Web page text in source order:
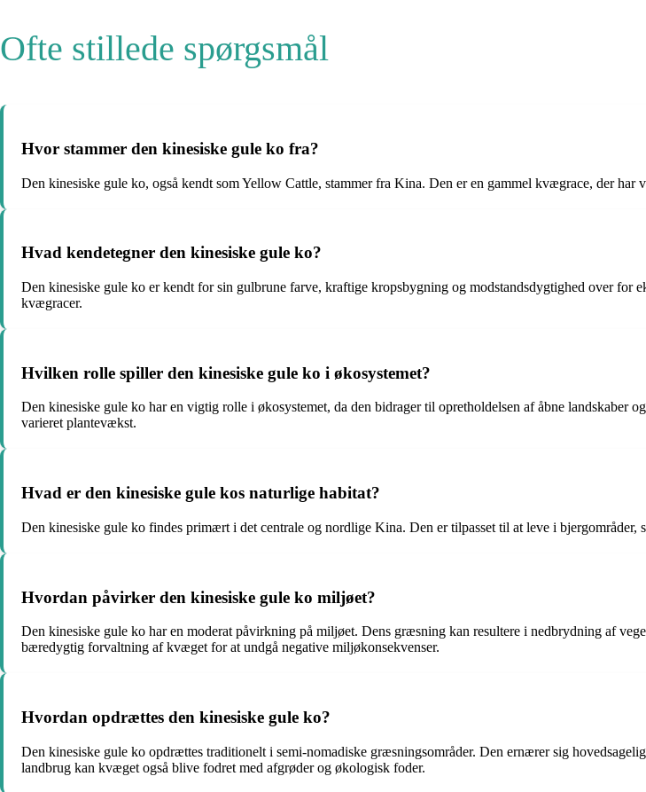
Ofte stillede spørgsmål
Hvor stammer den kinesiske gule ko fra?
Den kinesiske gule ko, også kendt som Yellow Cattle, stammer fra Kina. Den er en gammel kvægrace, der
Hvad kendetegner den kinesiske gule ko?
Den kinesiske gule ko er kendt for sin gulbrune farve, kraftige kropsbygning og modstandsdygtighed over for
kvægracer.
Hvilken rolle spiller den kinesiske gule ko i økosystemet?
Den kinesiske gule ko har en vigtig rolle i økosystemet, da den bidrager til opretholdelsen af ​​åbne landskaber
varieret plantevækst.
Hvad er den kinesiske gule kos naturlige habitat?
Den kinesiske gule ko findes primært i det centrale og nordlige Kina. Den er tilpasset til at leve i
Hvordan påvirker den kinesiske gule ko miljøet?
Den kinesiske gule ko har en moderat påvirkning på miljøet. Dens græsning kan resultere i nedbrydning af
bæredygtig forvaltning af kvæget for at undgå negative miljøkonsekvenser.
Hvordan opdrættes den kinesiske gule ko?
Den kinesiske gule ko opdrættes traditionelt i semi-nomadiske græsningsområder. Den ernærer sig
landbrug kan kvæget også blive fodret med afgrøder og økologisk foder.